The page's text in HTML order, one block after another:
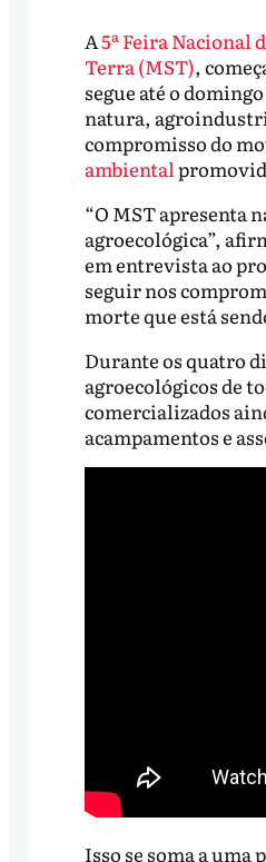
A5ª Feira Nacional
Terra (MST),
segue até o
natura,
compromisso do
ambiental
“O MST apresenta
agroecológica”,
em entrevista ao
seguir nos
morte que está
Durante os quatro
agroecológicos de
comercializados
acampamentos e
Isso se soma a